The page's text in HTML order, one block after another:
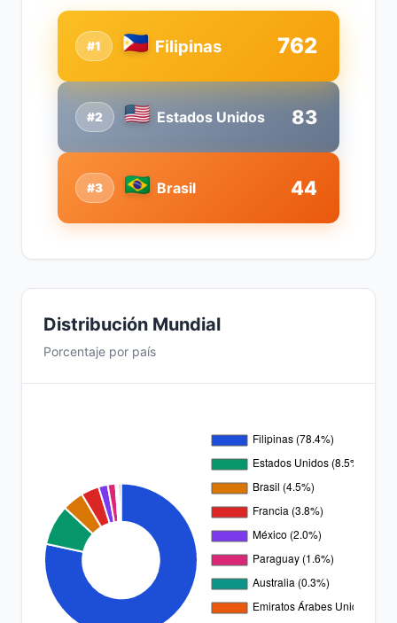
#2 Estados Unidos 83
#1 Filipinas 762
#3 Brasil 44
Distribución Mundial
Porcentaje por país